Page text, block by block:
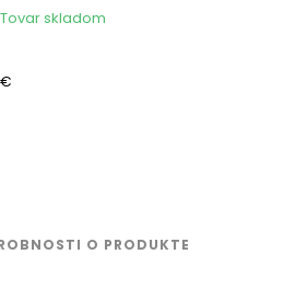
Tovar skladom
O PRODUKTE